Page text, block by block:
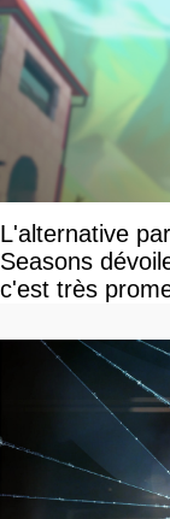
L'alternative
Seasons
c'est très